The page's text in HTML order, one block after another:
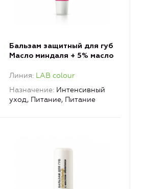
Бальзам защитный для губ
Масло миндаля + 5% масло
Линия LAB colour
Назначение Интенсивный
уход, Питание, Питание